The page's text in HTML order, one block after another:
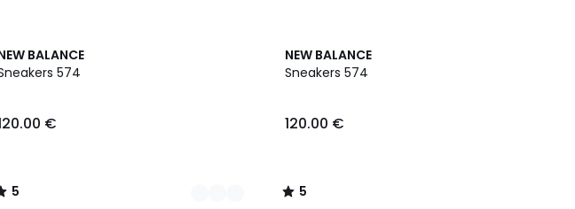
BALANCE
574
€
5
/
5
NEW BALANCE
Sneakers 574
120.00 €
5
/
5
/